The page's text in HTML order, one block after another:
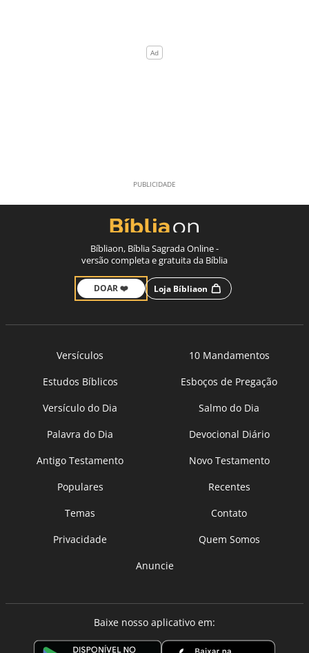
Bíbliaon, Bíblia Sagrada Online -
versão completa e gratuita da Bíblia
DOAR ❤️ Loja Bíbliaon
Versículos
10 Mandamentos
Estudos Bíblicos
Esboços de Pregação
Versículo do Dia
Salmo do Dia
Palavra do Dia
Devocional Diário
Antigo Testamento
Novo Testamento
Populares
Recentes
Temas
Contato
Privacidade
Quem Somos
Anuncie
Baixe nosso aplicativo em: